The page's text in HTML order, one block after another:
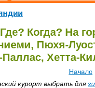
Когда? На
Пюхя-
Хетта-
Начало
курорт выбрать для